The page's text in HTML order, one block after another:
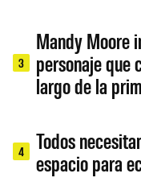
3
Mandy Moore
personaje que
largo de la
4
Todos
espacio para